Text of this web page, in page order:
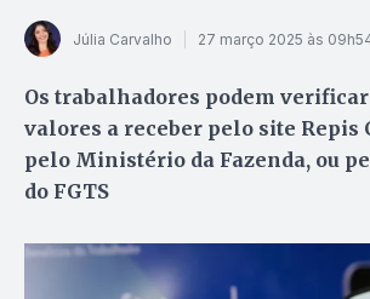
Júlia Carvalho 27 março 2025 às
Os trabalhadores podem verificar
valores a receber pelo site Repis
pelo Ministério da Fazenda, ou
do FGTS